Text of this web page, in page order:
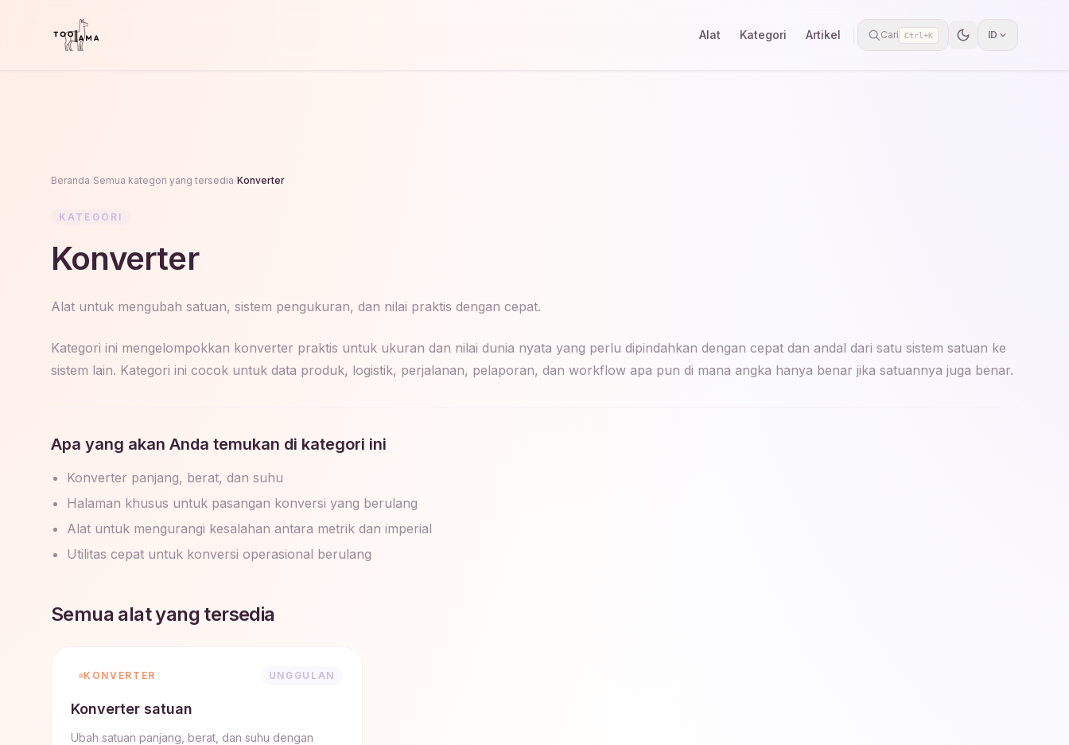
Alat Kategori Artikel Cari Ctrl+K ID
Beranda Semua kategori yang tersedia Konverter
KATEGORI
Konverter
Alat untuk mengubah satuan, sistem pengukuran, dan nilai praktis dengan cepat.
Kategori ini mengelompokkan konverter praktis untuk ukuran dan nilai dunia nyata yang perlu dipindahkan dengan cepat dan andal dari satu sistem satuan ke
sistem lain. Kategori ini cocok untuk data produk, logistik, perjalanan, pelaporan, dan workflow apa pun di mana angka hanya benar jika satuannya juga benar.
Apa yang akan Anda temukan di kategori ini
Konverter panjang, berat, dan suhu
Halaman khusus untuk pasangan konversi yang berulang
Alat untuk mengurangi kesalahan antara metrik dan imperial
Utilitas cepat untuk konversi operasional berulang
Semua alat yang tersedia
KONVERTER UNGGULAN
Konverter satuan
Ubah satuan panjang, berat, dan suhu dengan